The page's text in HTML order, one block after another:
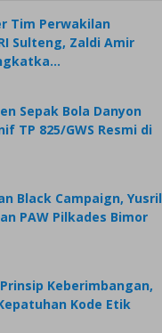
Tim Perwakilan
Sulteng, Zaldi Amir
Sepak Bola Danyon
TP 825/GWS Resmi di
Black Campaign, Yusril
PAW Pilkades Bimor
Keberimbangan,
Kode Etik